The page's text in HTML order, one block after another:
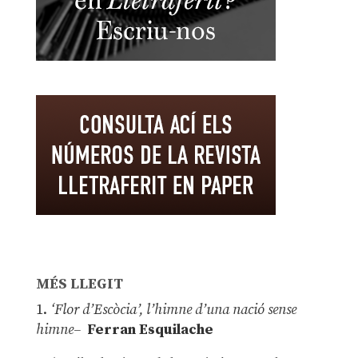
MÉS LLEGIT
1. ‘Flor d’Escòcia’, l’himne d’una nació sense
himne– Ferran Esquilache